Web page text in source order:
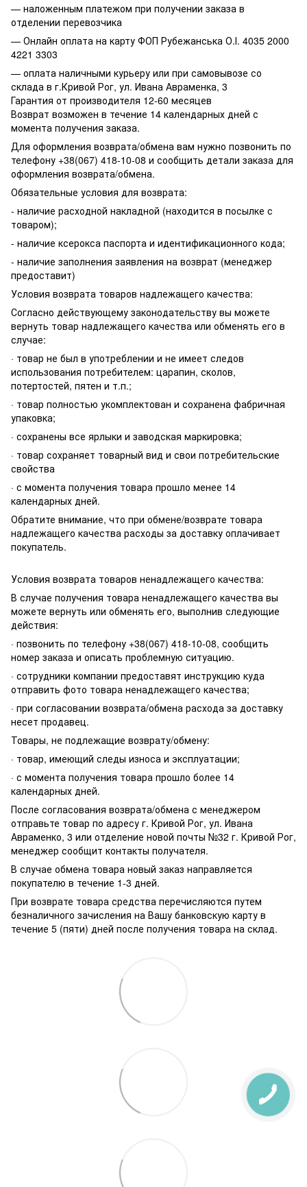
— наложенным платежом при получении заказа в
отделении перевозчика
— Онлайн оплата на карту ФОП Рубежанська О.І. 4035 2000
4221 3303
— оплата наличными курьеру или при самовывозе со
склада в г.Кривой Рог, ул. Ивана Авраменка, 3
Гарантия от производителя 12-60 месяцев
Возврат возможен в течение 14 календарных дней с
момента получения заказа.
Для оформления возврата/обмена вам нужно позвонить по
телефону +38(067) 418-10-08 и сообщить детали заказа для
оформления возврата/обмена.
Обязательные условия для возврата:
- наличие расходной накладной (находится в посылке с
товаром);
- наличие ксерокса паспорта и идентификационного кода;
- наличие заполнения заявления на возврат (менеджер
предоставит)
Условия возврата товаров надлежащего качества:
Согласно действующему законодательству вы можете
вернуть товар надлежащего качества или обменять его в
случае:
· товар не был в употреблении и не имеет следов
использования потребителем: царапин, сколов,
потертостей, пятен и т.п.;
· товар полностью укомплектован и сохранена фабричная
упаковка;
· сохранены все ярлыки и заводская маркировка;
· товар сохраняет товарный вид и свои потребительские
свойства
· с момента получения товара прошло менее 14
календарных дней.
Обратите внимание, что при обмене/возврате товара
надлежащего качества расходы за доставку оплачивает
покупатель.
Условия возврата товаров ненадлежащего качества:
В случае получения товара ненадлежащего качества вы
можете вернуть или обменять его, выполнив следующие
действия:
· позвонить по телефону +38(067) 418-10-08, сообщить
номер заказа и описать проблемную ситуацию.
· сотрудники компании предоставят инструкцию куда
отправить фото товара ненадлежащего качества;
· при согласовании возврата/обмена расхода за доставку
несет продавец.
Товары, не подлежащие возврату/обмену:
· товар, имеющий следы износа и эксплуатации;
· с момента получения товара прошло более 14
календарных дней.
После согласования возврата/обмена с менеджером
отправьте товар по адресу г. Кривой Рог, ул. Ивана
Авраменко, 3 или отделение новой почты №32 г. Кривой Рог,
менеджер сообщит контакты получателя.
В случае обмена товара новый заказ направляется
покупателю в течение 1-3 дней.
При возврате товара средства перечисляются путем
безналичного зачисления на Вашу банковскую карту в
течение 5 (пяти) дней после получения товара на склад.